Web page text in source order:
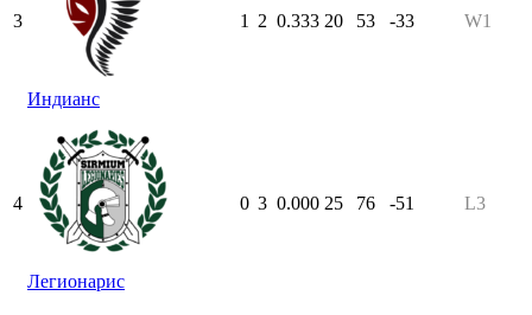
3
Индианс
1 2 0.333 20 53 -33 W1
4
Легионарис
0 3 0.000 25 76 -51 L3